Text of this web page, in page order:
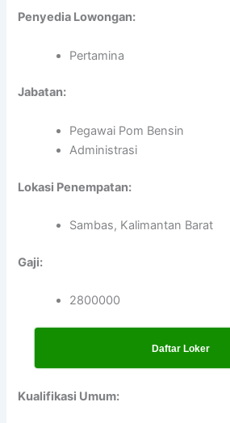
Penyedia Lowongan:
Pertamina
Jabatan:
Pegawai Pom Bensin
Administrasi
Lokasi Penempatan:
Sambas, Kalimantan Barat
Gaji:
2800000
Daftar Loker
Kualifikasi Umum: